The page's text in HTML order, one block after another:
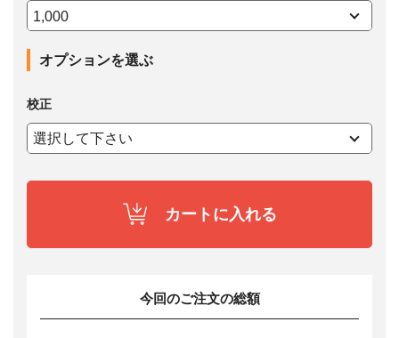
オプションを選ぶ
校正
カートに入れる
今回のご注文の総額